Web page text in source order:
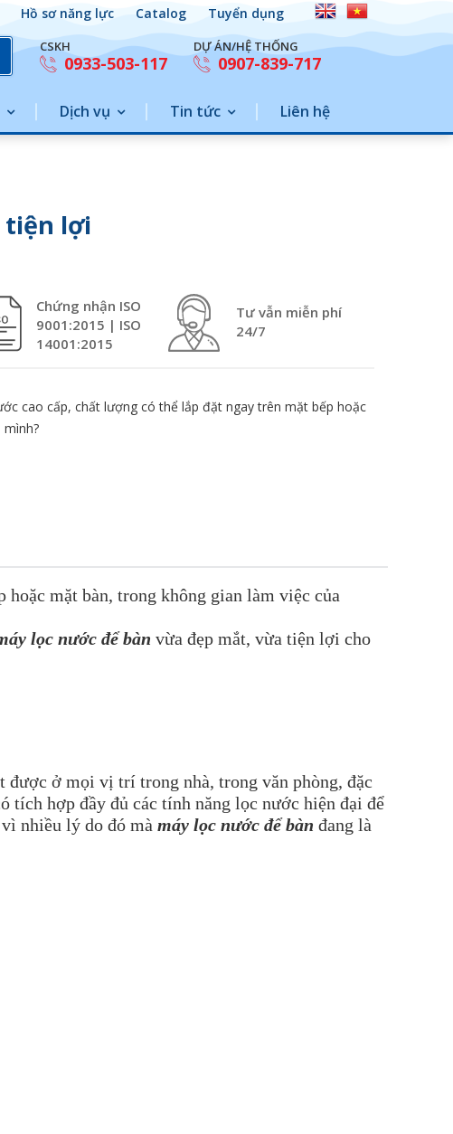
Hồ sơ năng lực Catalog Tuyển dụng
CSKH
0933-503-117
DỰ ÁN/HỆ THỐNG
0907-839-717
Dịch vụ Tin tức Liên hệ
tiện lợi
Chứng nhận ISO
9001:2015 | ISO
14001:2015
Tư vẫn miễn phí
24/7
cao cấp, chất lượng có thể lắp đặt ngay trên mặt bếp hoặc
mặt bàn, trong không gian làm việc của
lọc nước để bàn vừa đẹp mắt, vừa tiện lợi cho
được ở mọi vị trí trong nhà, trong văn phòng, đặc
tích hợp đầy đủ các tính năng lọc nước hiện đại để
nhiều lý do đó mà máy lọc nước để bàn đang là